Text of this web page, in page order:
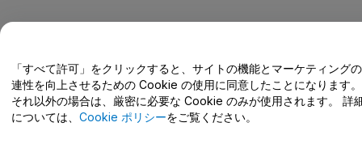
ヘルプセンター / こちらまでご連絡下さい
「すべて許可」をクリックすると、サイトの機能とマーケティング
連性を向上させるための Cookie の使用に同意したことになります。
それ以外の場合は、厳密に必要な Cookie のみが使用されます。 詳
については、 Cookie ポリシーをご覧ください。